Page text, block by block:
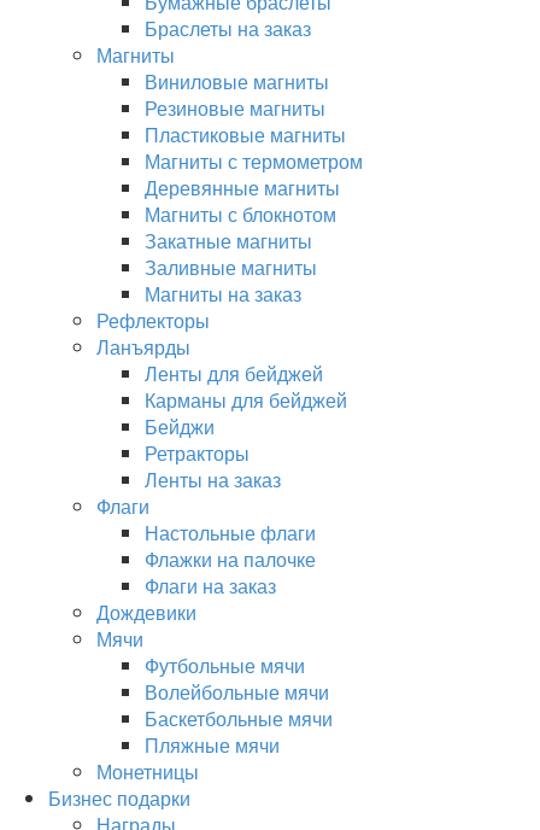
Браслеты на заказ
Магниты
Виниловые магниты
Резиновые магниты
Пластиковые магниты
Магниты с термометром
Деревянные магниты
Магниты с блокнотом
Закатные магниты
Заливные магниты
Магниты на заказ
Рефлекторы
Ланъярды
Ленты для бейджей
Карманы для бейджей
Бейджи
Ретракторы
Ленты на заказ
Флаги
Настольные флаги
Флажки на палочке
Флаги на заказ
Дождевики
Мячи
Футбольные мячи
Волейбольные мячи
Баскетбольные мячи
Пляжные мячи
Монетницы
Бизнес подарки